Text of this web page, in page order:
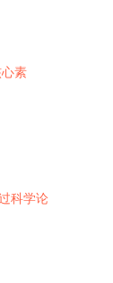
素
科学论